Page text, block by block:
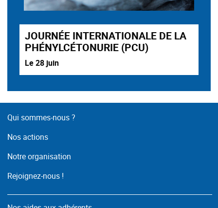
JOURNÉE INTERNATIONALE DE LA
PHÉNYLCÉTONURIE (PCU)
Le 28 juin
Qui sommes-nous ?
Nos actions
Notre organisation
Rejoignez-nous !